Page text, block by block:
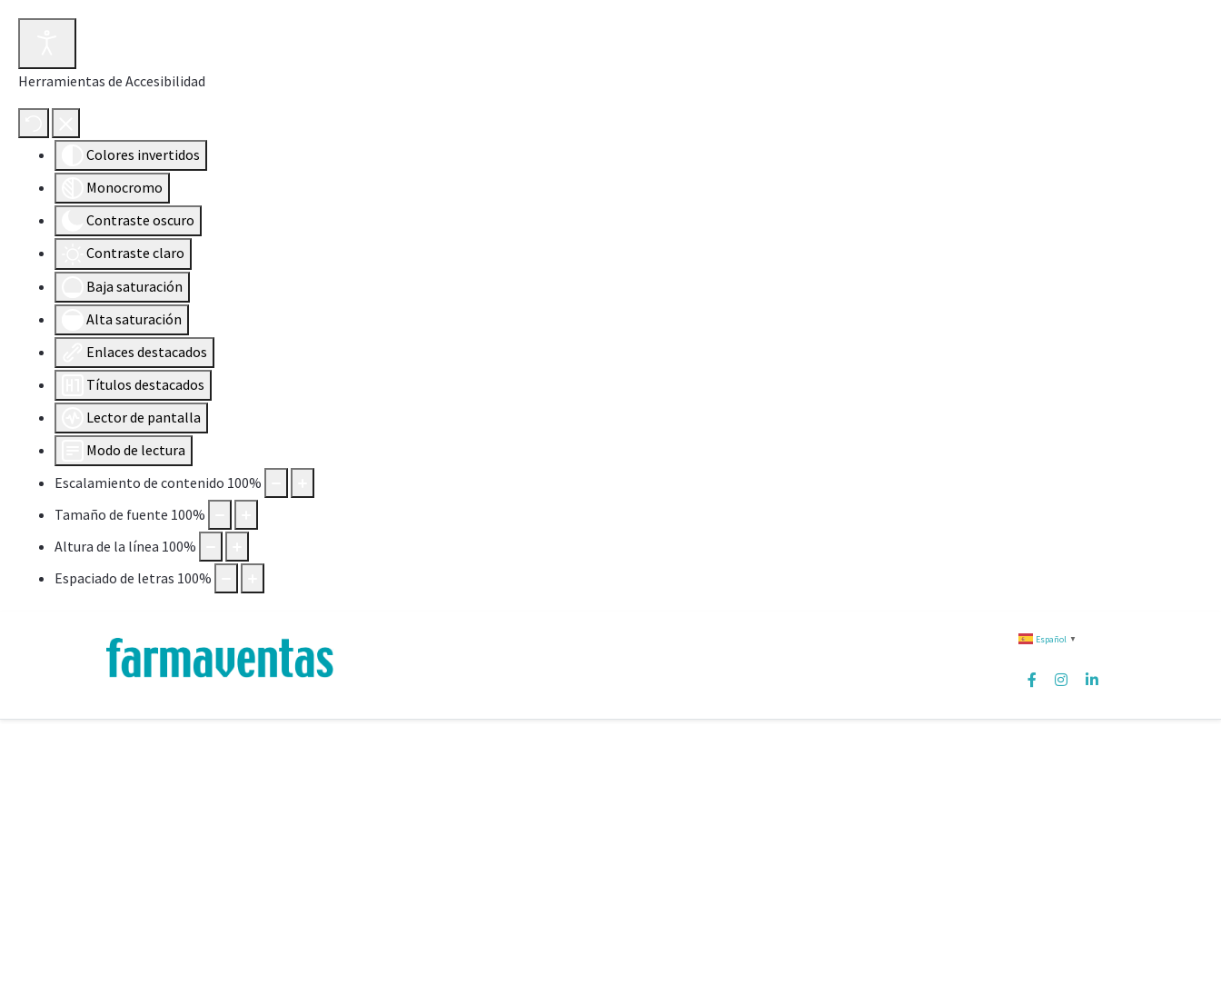
Herramientas de Accesibilidad
Colores invertidos
Monocromo
Contraste oscuro
Contraste claro
Baja saturación
Alta saturación
Enlaces destacados
Títulos destacados
Lector de pantalla
Modo de lectura
Escalamiento de contenido 100%
Tamaño de fuente 100%
Altura de la línea 100%
Espaciado de letras 100%
Español ▼